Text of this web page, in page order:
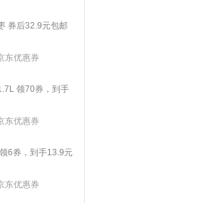
券后32.9元包邮
东优惠券
领70券，到手
东优惠券
6券，到手13.9元
东优惠券